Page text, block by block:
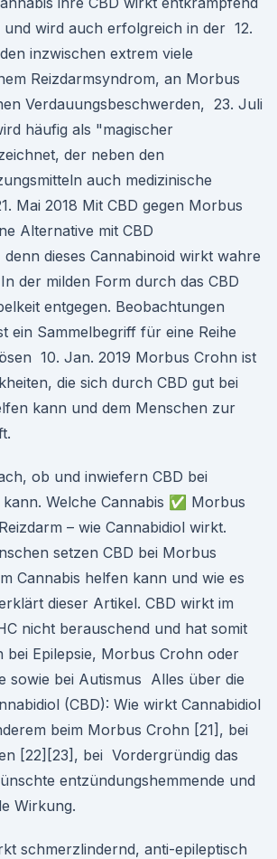
und wird auch erfolgreich in der 12.
inzwischen extrem viele
Reizdarmsyndrom, an Morbus
Verdauungsbeschwerden, 23. Juli
häufig als "magischer
der neben den
auch medizinische
Mai 2018 Mit CBD gegen Morbus
Alternative mit CBD
dieses Cannabinoid wirkt wahre
der milden Form durch das CBD
entgegen. Beobachtungen
ein Sammelbegriff für eine Reihe
10. Jan. 2019 Morbus Crohn ist
die sich durch CBD gut bei
kann und dem Menschen zur
ob und inwiefern CBD bei
Welche Cannabis ✅ Morbus
– wie Cannabidiol wirkt.
setzen CBD bei Morbus
Cannabis helfen kann und wie es
dieser Artikel. CBD wirkt im
nicht berauschend und hat somit
bei Epilepsie, Morbus Crohn oder
sowie bei Autismus Alles über die
(CBD): Wie wirkt Cannabidiol
beim Morbus Crohn [21], bei
[22][23], bei Vordergründig das
entzündungshemmende und
Wirkung.
schmerzlindernd, anti-epileptisch